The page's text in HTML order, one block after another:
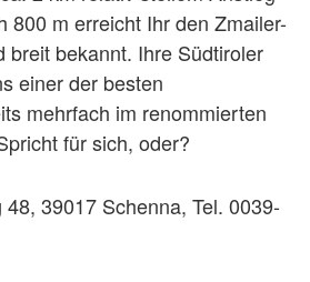
800 m erreicht Ihr den Zmailer-
breit bekannt. Ihre Südtiroler
einer der besten
mehrfach im renommierten
für sich, oder?
39017 Schenna, Tel. 0039-